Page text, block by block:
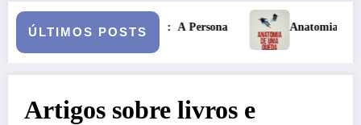
ÚLTIMOS POSTS
A Persona Anatomia de uma Queda: quando o
Artigos sobre livros e